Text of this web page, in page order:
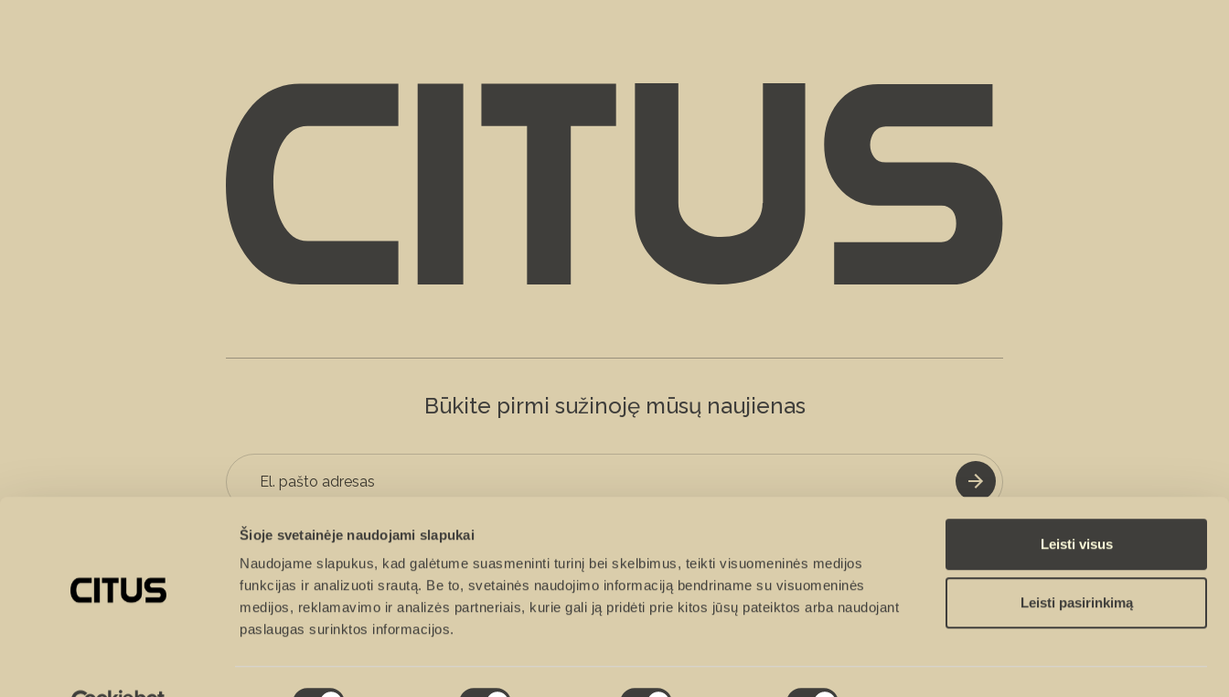
Šioje svetainėje naudojami slapukai
Naudojame slapukus, kad galėtume suasmeninti turinį bei skelbimus, teikti visuomeninės medijos
funkcijas ir analizuoti srautą. Be to, svetainės naudojimo informaciją bendriname su visuomeninės
medijos, reklamavimo ir analizės partneriais, kurie gali ją pridėti prie kitos jūsų pateiktos arba naudojant
paslaugas surinktos informacijos.
Leisti visus
Leisti pasirinkimą
Būkite pirmi sužinoję mūsų naujienas
Sutinku, kad duomenys būtų renkami rinkodaros tikslais ir susipažinau ir sutinku su Citus
© 2026 Citus